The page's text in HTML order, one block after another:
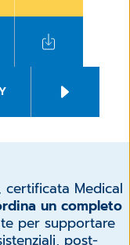
certificata Medical
un completo
per supportare
post-